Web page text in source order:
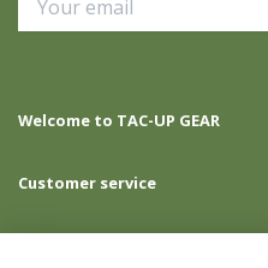
Welcome to TAC-UP GEAR
Customer service